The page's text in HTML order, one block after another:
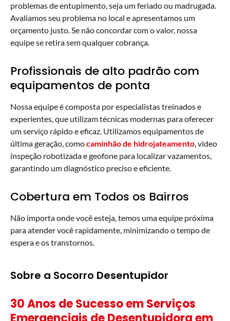
problemas de entupimento, seja um feriado ou madrugada.
Avaliamos seu problema no local e apresentamos um
orçamento justo. Se não concordar com o valor, nossa
equipe se retira sem qualquer cobrança.
Profissionais de alto padrão com
equipamentos de ponta
Nossa equipe é composta por especialistas treinados e
experientes, que utilizam técnicas modernas para oferecer
um serviço rápido e eficaz. Utilizamos equipamentos de
última geração, comocaminhão de hidrojateamento, vídeo
inspeção robotizada e geofone para localizar vazamentos,
garantindo um diagnóstico preciso e eficiente.
Cobertura em Todos os Bairros
Não importa onde você esteja, temos uma equipe próxima
para atender você rapidamente, minimizando o tempo de
espera e os transtornos.
Sobre a Socorro Desentupidor
30 Anos de Sucesso em Serviços